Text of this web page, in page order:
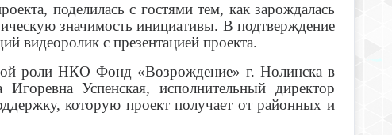
поделилась с гостями тем, как зарождалась
значимость инициативы. В подтверждение
видеоролик с презентацией проекта.
роли НКО Фонд «Возрождение» г. Нолинска в
Успенская, исполнительный директор
которую проект получает от районных и